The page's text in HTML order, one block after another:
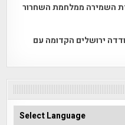
השמירה ממלחמת השחרור
ירושלים הקדומה עם